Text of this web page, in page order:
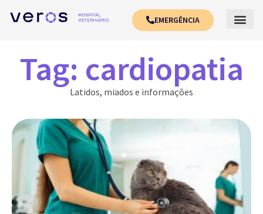
EMERGÊNCIA
Tag: cardiopatia
Latidos, miados e informações